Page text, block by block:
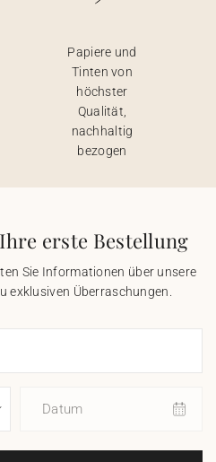
Papiere und
Tinten von
höchster
Qualität,
nachhaltig
bezogen
erste Bestellung
Sie Informationen über unsere
exklusiven Überraschungen.
Datum